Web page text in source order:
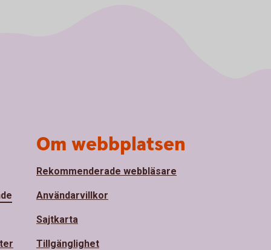
Om webbplatsen
Rekommenderade webbläsare
Användarvillkor
Sajtkarta
Tillgänglighet